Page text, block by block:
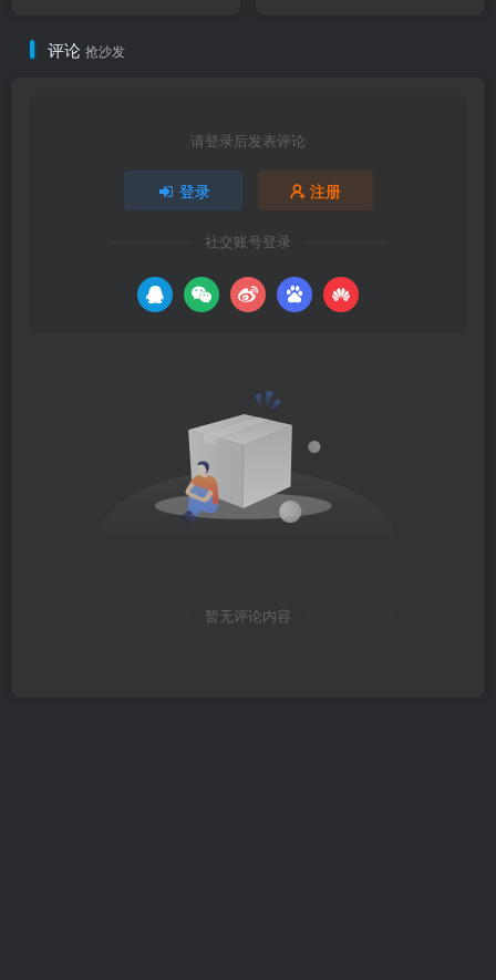
卓+GM授权后台+详细搭建
评论 抢沙发
请登录后发表评论
登录 注册
社交账号登录
暂无评论内容